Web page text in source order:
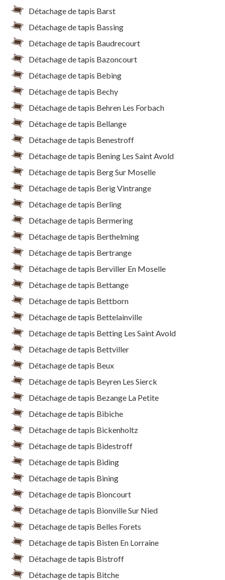
Détachage de tapis Barst
Détachage de tapis Bassing
Détachage de tapis Baudrecourt
Détachage de tapis Bazoncourt
Détachage de tapis Bebing
Détachage de tapis Bechy
Détachage de tapis Behren Les Forbach
Détachage de tapis Bellange
Détachage de tapis Benestroff
Détachage de tapis Bening Les Saint Avold
Détachage de tapis Berg Sur Moselle
Détachage de tapis Berig Vintrange
Détachage de tapis Berling
Détachage de tapis Bermering
Détachage de tapis Berthelming
Détachage de tapis Bertrange
Détachage de tapis Berviller En Moselle
Détachage de tapis Bettange
Détachage de tapis Bettborn
Détachage de tapis Bettelainville
Détachage de tapis Betting Les Saint Avold
Détachage de tapis Bettviller
Détachage de tapis Beux
Détachage de tapis Beyren Les Sierck
Détachage de tapis Bezange La Petite
Détachage de tapis Bibiche
Détachage de tapis Bickenholtz
Détachage de tapis Bidestroff
Détachage de tapis Biding
Détachage de tapis Bining
Détachage de tapis Bioncourt
Détachage de tapis Bionville Sur Nied
Détachage de tapis Belles Forets
Détachage de tapis Bisten En Lorraine
Détachage de tapis Bistroff
Détachage de tapis Bitche